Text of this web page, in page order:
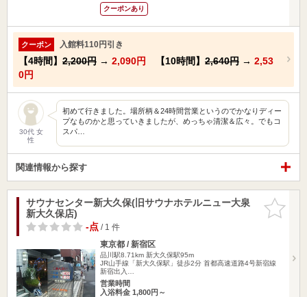
クーポンあり
クーポン 入館料110円引き
【4時間】 2,200円 → 2,090円 【10時間】 2,640円 → 2,53
0円
30代 女
性
初めて行きました。場所柄＆24時間営業というのでかなりディー
プなものかと思っていきましたが、めっちゃ清潔＆広々。でもコ
スパ…
関連情報から探す
お気に入
りに追加
サウナセンター新大久保(旧サウナホテルニュー大泉
新大久保店)
-点/ 1 件
東京都 / 新宿区
品川駅8.71km 新大久保駅95m
JR山手線「新大久保駅」徒歩2分 首都高速道路4号新宿線
新宿出入…
営業時間
入浴料金 1,800円～